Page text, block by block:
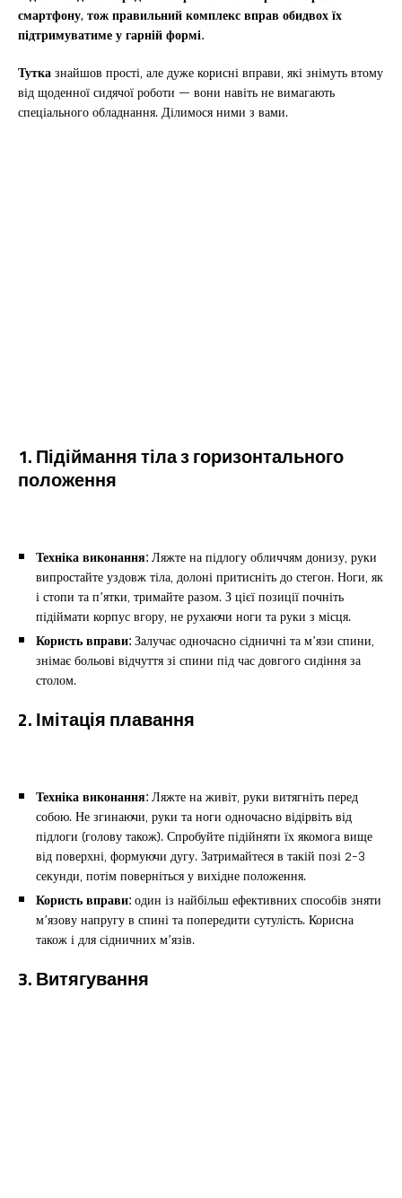
смартфону, тож правильний комплекс вправ обидвох їх
підтримуватиме у гарній формі.
Тутказнайшов прості, але дуже корисні вправи, які знімуть втому
від щоденної сидячої роботи — вони навіть не вимагають
спеціального обладнання. Ділимося ними з вами.
1. Підіймання тіла з горизонтального
положення
Техніка виконання:Ляжте на підлогу обличчям донизу, руки
випростайте уздовж тіла, долоні притисніть до стегон. Ноги, як
і стопи та п’ятки, тримайте разом. З цієї позиції почніть
підіймати корпус вгору, не рухаючи ноги та руки з місця.
Користь вправи:Залучає одночасно сідничні та м’язи спини,
знімає больові відчуття зі спини під час довгого сидіння за
столом.
2. Імітація плавання
Техніка виконання:Ляжте на живіт, руки витягніть перед
собою. Не згинаючи, руки та ноги одночасно відірвіть від
підлоги (голову також). Спробуйте підійняти їх якомога вище
від поверхні, формуючи дугу. Затримайтеся в такій позі 2-3
секунди, потім поверніться у вихідне положення.
Користь вправи:один із найбільш ефективних способів зняти
м’язову напругу в спині та попередити сутулість. Корисна
також і для сідничних м’язів.
3. Витягування